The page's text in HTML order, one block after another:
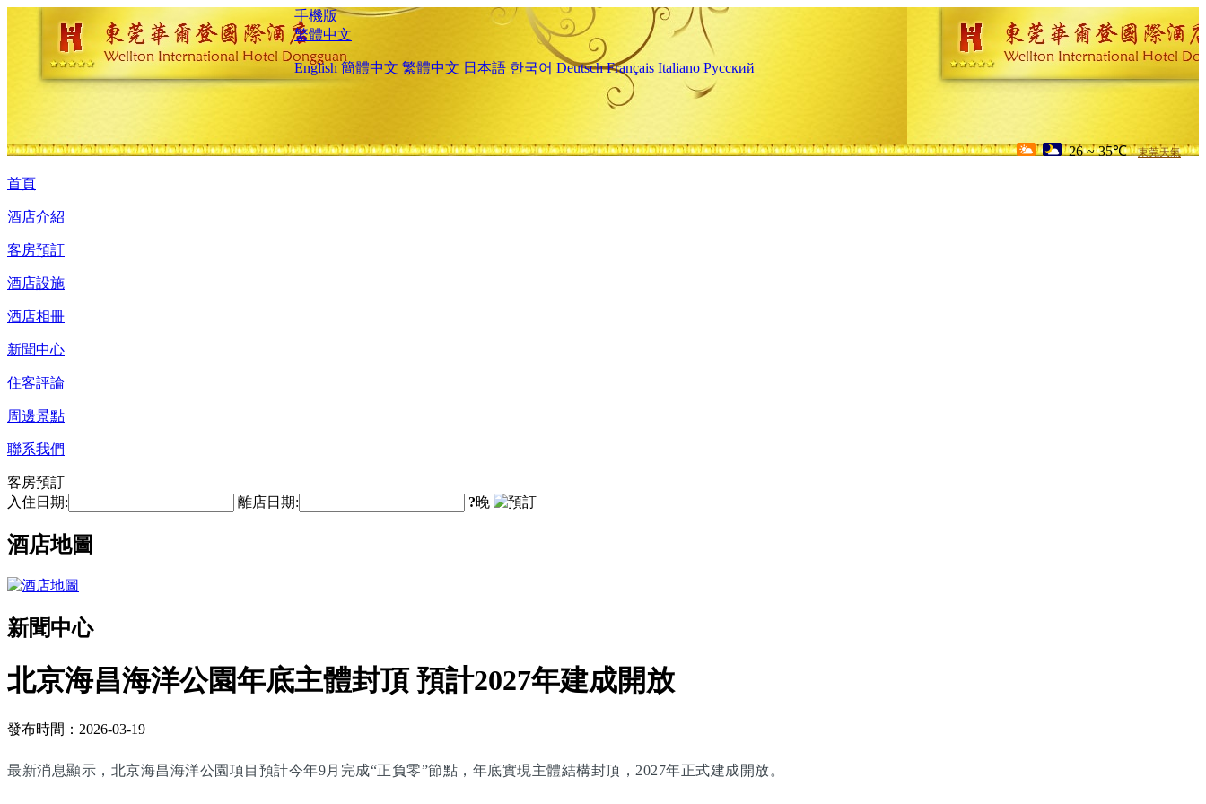
手機版
繁體中文
English 簡體中文 繁體中文 日本語 한국어 Deutsch Français Italiano Русский
26 ~ 35℃ 東莞天氣
首頁
酒店介紹
客房預訂
酒店設施
酒店相冊
新聞中心
住客評論
周邊景點
聯系我們
客房預訂
入住日期:
離店日期: ?晚
酒店地圖
新聞中心
北京海昌海洋公園年底主體封頂 預計2027年建成開放
發布時間：2026-03-19
最新消息顯示，北京海昌海洋公園項目預計今年9月完成“正負零”節點，年底實現主體結構封頂，2027年正式建成開放。